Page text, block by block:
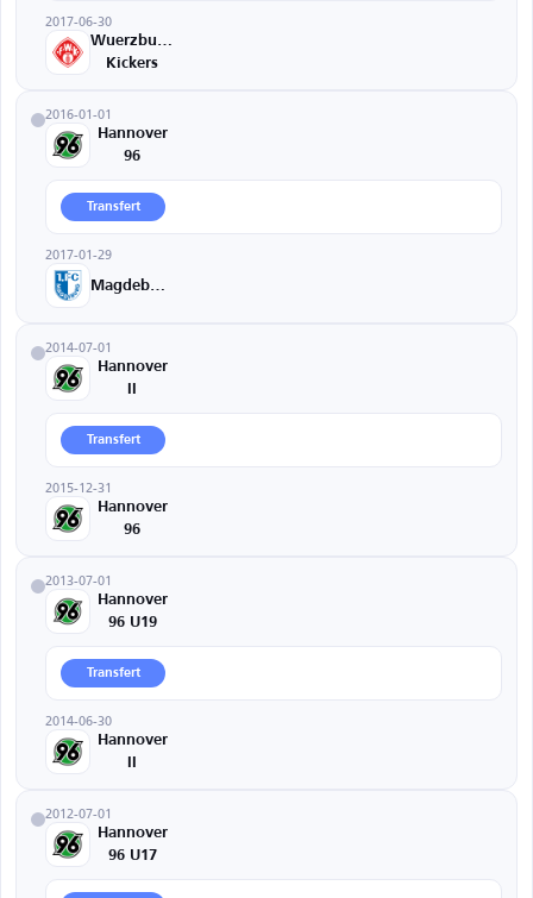
2017-06-30
Wuerzburger
Kickers
2016-01-01
Hannover
96
Transfert
2017-01-29
2014-07-01
Hannover
Transfert
2015-12-31
Hannover
96
2013-07-01
Hannover
96 U19
Transfert
2014-06-30
Hannover
2012-07-01
Hannover
96 U17